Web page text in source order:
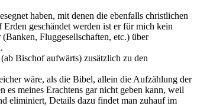
haben, mit denen die ebenfalls christlichen
geschändet werden ist er für mich kein
Fluggesellschaften, etc.) über
Bischof aufwärts) zusätzlich zu den
wäre, als die Bibel, allein die Aufzählung der
meines Erachtens gar nicht geben kann, weil
eliminiert, Details dazu findet man zuhauf im